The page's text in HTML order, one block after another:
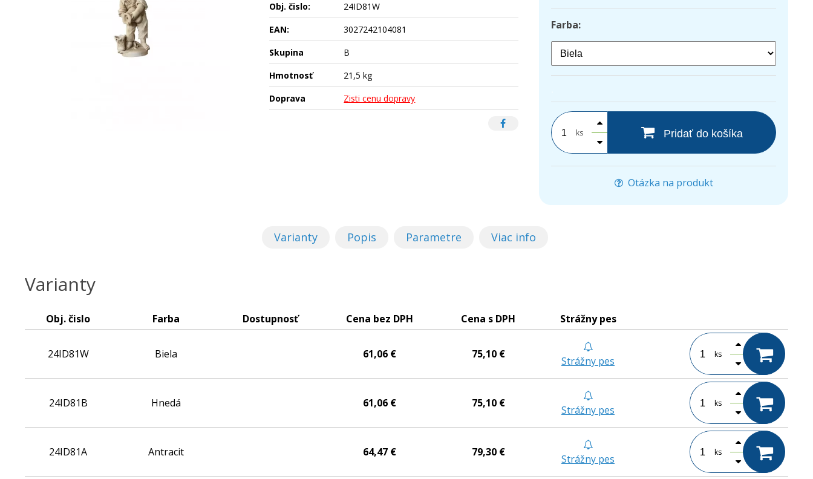
Farba:
ks Pridať do košíka
Otázka na produkt
Obj. čislo:
24ID81W
EAN:
3027242104081
Skupina
B
Hmotnosť
21,5 kg
Doprava
Zisti cenu dopravy
Varianty Popis Parametre Viac info
Varianty
Obj. čislo Farba Dostupnosť Cena bez DPH Cena s DPH Strážny pes
24ID81W Biela 61,06 € 75,10 €
Strážny pes
ks
24ID81B Hnedá 61,06 € 75,10 €
Strážny pes
ks
24ID81A Antracit 64,47 € 79,30 €
Strážny pes
ks